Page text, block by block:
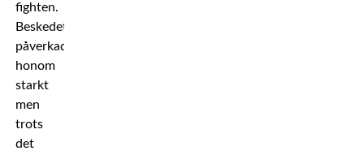
fighten.
Beskedet
påverkade
honom
starkt
men
trots
det